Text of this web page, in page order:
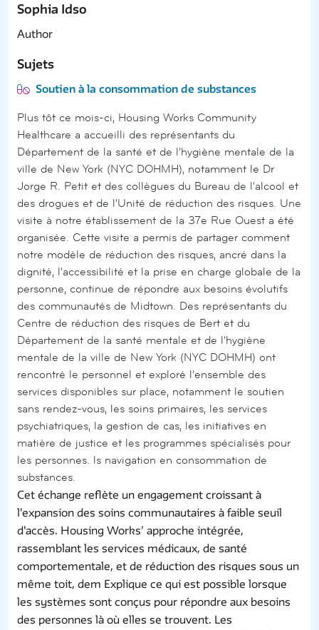
Plus tôt ce mois-ci, Housing Works Community
Healthcare a accueilli des représentants du
Département de la santé et de l'hygiène mentale de la
ville de New York (NYC DOHMH), notamment le Dr
Jorge R. Petit et des collègues du Bureau de l'alcool et
des drogues et de l'Unité de réduction des risques. Une
visite à notre établissement de la 37e Rue Ouest a été
organisée. Cette visite a permis de partager comment
notre modèle de réduction des risques, ancré dans la
dignité, l'accessibilité et la prise en charge globale de la
personne, continue de répondre aux besoins évolutifs
des communautés de Midtown. Des représentants du
Centre de réduction des risques de Bert et du
Département de la santé mentale et de l'hygiène
mentale de la ville de New York (NYC DOHMH) ont
rencontré le personnel et exploré l'ensemble des
services disponibles sur place, notamment le soutien
sans rendez-vous, les soins primaires, les services
psychiatriques, la gestion de cas, les initiatives en
matière de justice et les programmes spécialisés pour
les personnes. ls navigation en consommation de
substances.
Cet échange reflète un engagement croissant à
l'expansion des soins communautaires à faible seuil
d'accès. Housing Works’ approche intégrée,
rassemblant les services médicaux, de santé
comportementale, et de réduction des risques sous un
même toit, dem Explique ce qui est possible lorsque
les systèmes sont conçus pour répondre aux besoins
des personnes là où elles se trouvent. Les
Sophia Idso
Author
Sujets
Soutien à la consommation de substances